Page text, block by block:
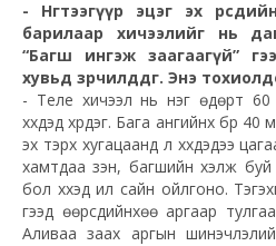
- Нөгөөтээгүүр эцэг эх
барилаар хичээлийг нь
“Багш ингэж заагаагүй”
хувьд зөрчилддөг. Энэ
- Теле хичээл нь нэг өдөрт 60
хүүхдэд хүрдэг. Бага ангийнх бүр
эх тэрхүү хугацаанд л хүүхдэдээ
хамтдаа үзэн, багшийн хэлж
бол хүүхэд илүү сайн ойлгоно.
гээд өөрсдийнхөө аргаар
Аливаа заах аргын